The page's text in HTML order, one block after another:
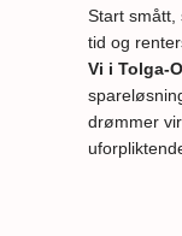
Start smått,
tid og
Vi i Tolga-
drømmer